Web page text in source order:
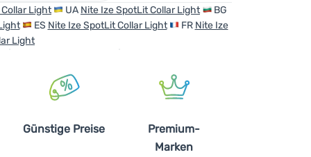
Light UA Nite Ize SpotLit Collar Light
BG
ES Nite Ize SpotLit Collar Light FR Nite Ize
Light
Günstige Preise
Premium-
Marken